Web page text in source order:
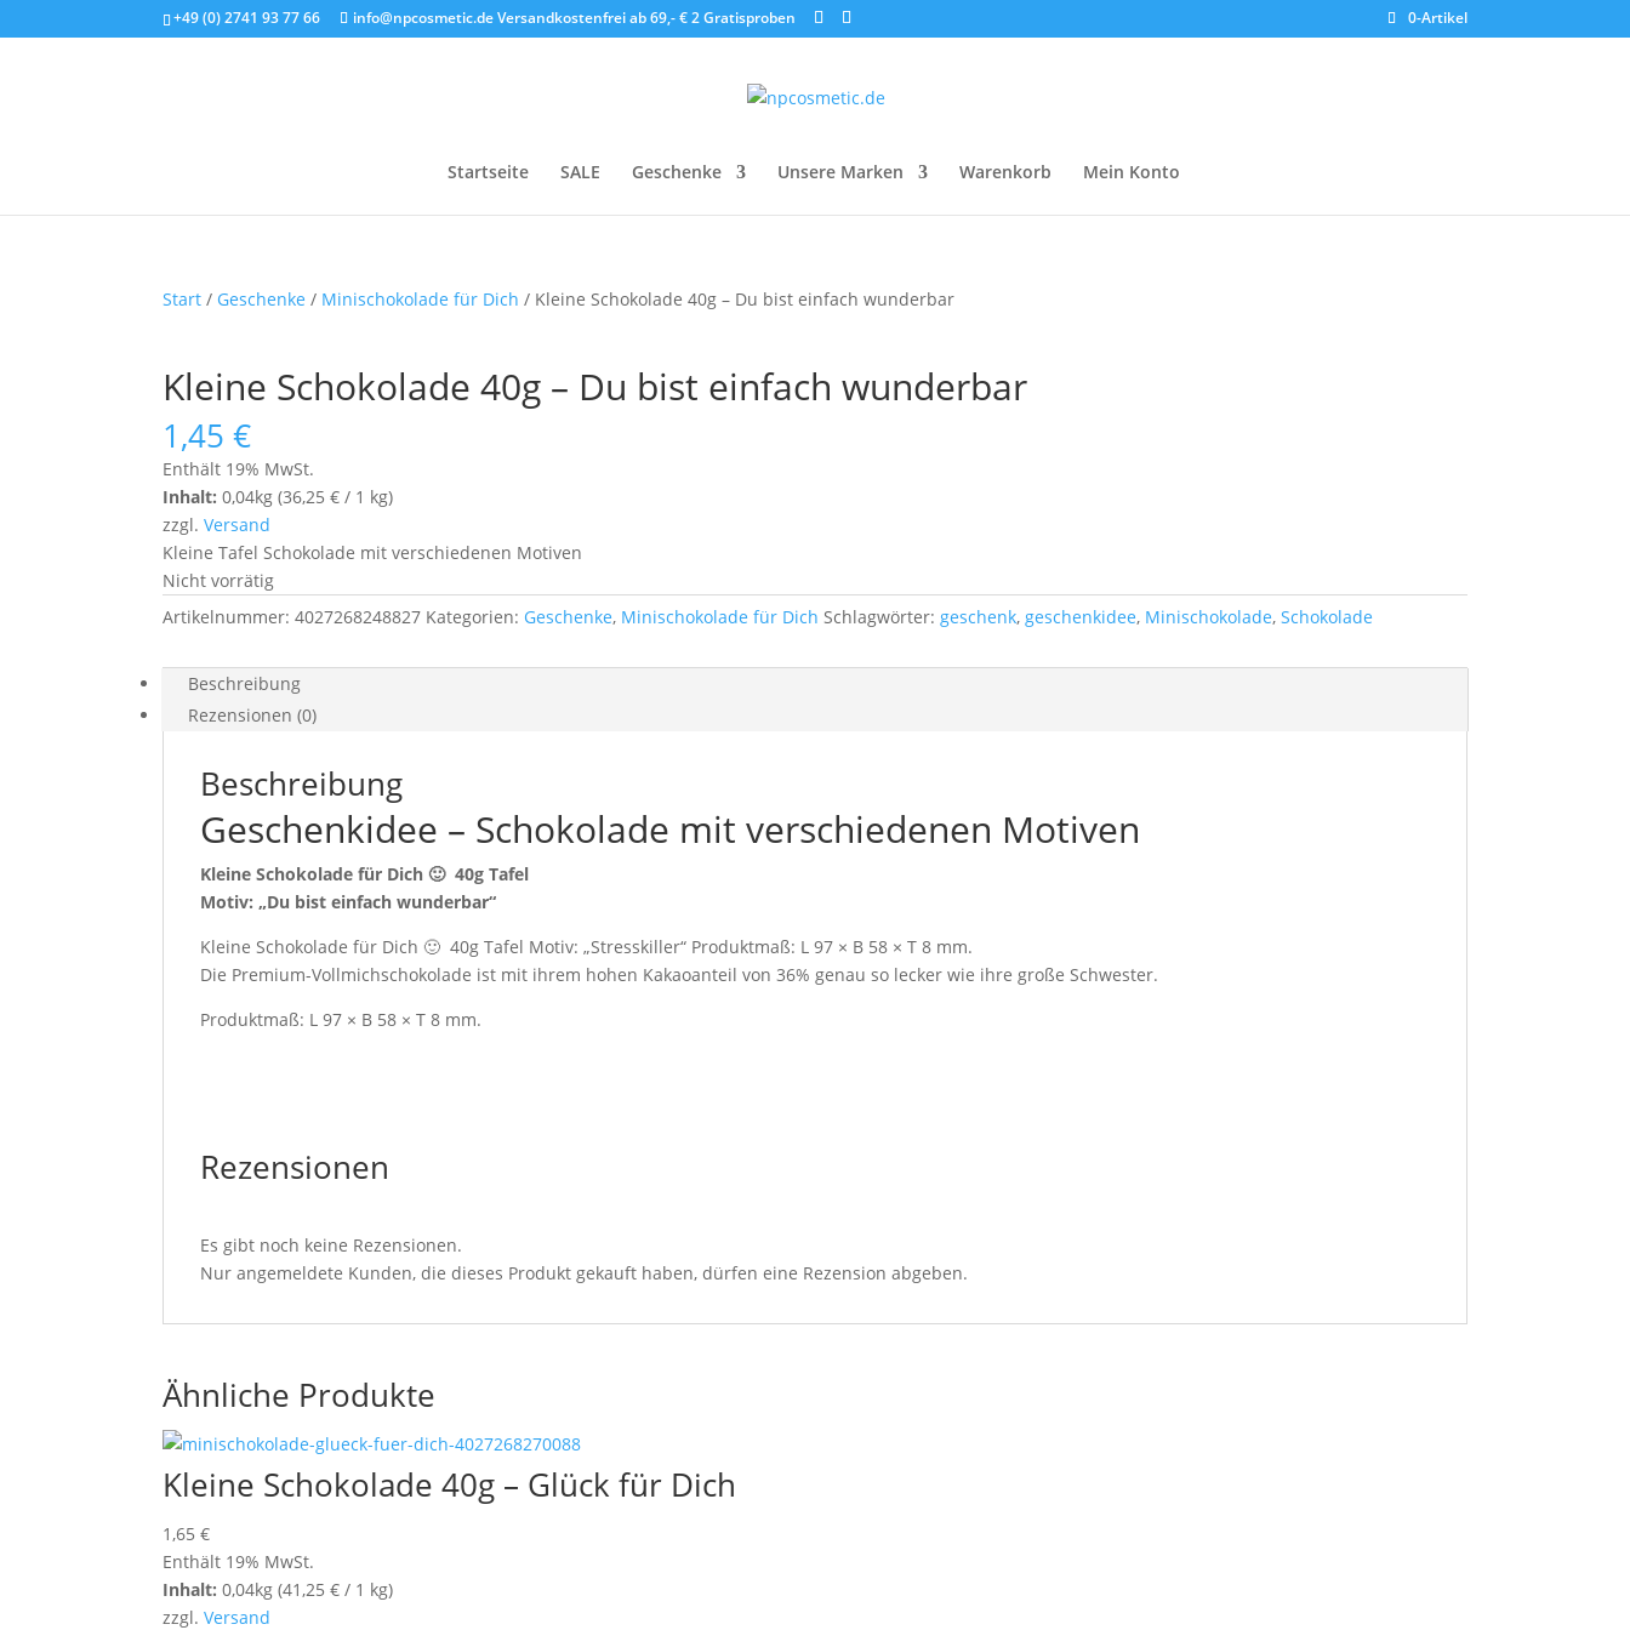
+49 (0) 2741 93 77 66 info@npcosmetic.de Versandkostenfrei ab 69,- € 2 Gratisproben 0-Artikel
Startseite SALE Geschenke Unsere Marken Warenkorb Mein Konto
Start / Geschenke / Minischokolade für Dich / Kleine Schokolade 40g – Du bist einfach wunderbar
Kleine Schokolade 40g – Du bist einfach wunderbar
1,45€
Enthält 19% MwSt.
Inhalt: 0,04kg (36,25€ / 1 kg)
zzgl.Versand
Kleine Tafel Schokolade mit verschiedenen Motiven
Nicht vorrätig
Artikelnummer:4027268248827 Kategorien: Geschenke, Minischokolade für Dich Schlagwörter:geschenk,geschenkidee, Minischokolade,Schokolade
Beschreibung
Rezensionen (0)
Beschreibung
Geschenkidee – Schokolade mit verschiedenen Motiven
Kleine Schokolade für Dich 🙂 40g Tafel
Motiv: „Du bist einfach wunderbar“
Kleine Schokolade für Dich 🙂 40g Tafel Motiv: „Stresskiller“ Produktmaß: L 97 × B 58 × T 8 mm.
Die Premium-Vollmichschokolade ist mit ihrem hohen Kakaoanteil von 36% genau so lecker wie ihre große Schwester.
Produktmaß: L 97 × B 58 × T 8 mm.
Rezensionen
Es gibt noch keine Rezensionen.
Nur angemeldete Kunden, die dieses Produkt gekauft haben, dürfen eine Rezension abgeben.
Ähnliche Produkte
Kleine Schokolade 40g – Glück für Dich
1,65€
Enthält 19% MwSt.
Inhalt: 0,04kg (41,25€ / 1 kg)
zzgl.Versand